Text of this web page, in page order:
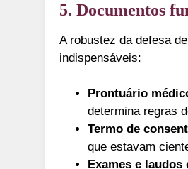
5. Documentos
A robustez da defesa
indispensáveis:
Prontuário
determina regras
Termo de
que estavam
Exames e